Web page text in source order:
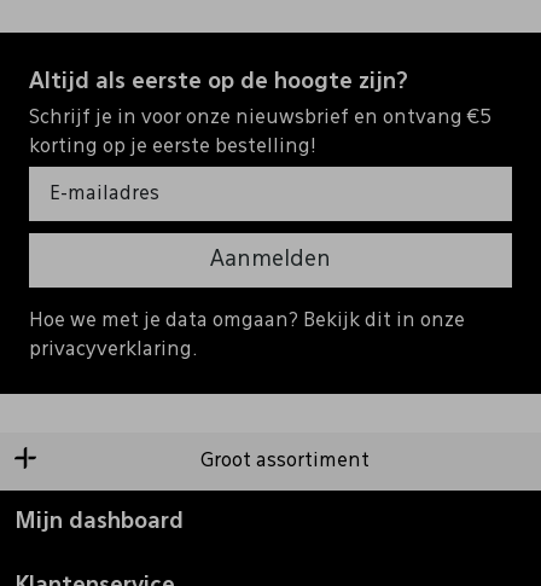
Altijd als eerste op de hoogte zijn?
Schrijf je in voor onze nieuwsbrief en ontvang €5
korting op je eerste bestelling!
Aanmelden
Hoe we met je data omgaan? Bekijk dit in onze
privacyverklaring.
Groot assortiment
Mijn dashboard